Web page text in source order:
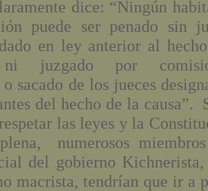
dice: “Ningún
puede ser penado sin
en ley anterior al
ni juzgado por
o sacado de los jueces
del hecho de la causa”.
las leyes y la
numerosos
del gobierno
macrista, tendrían que ir a